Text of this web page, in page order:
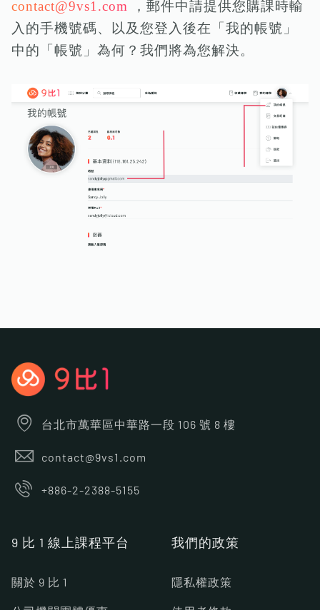
contact@9vs1.com ，郵件中請提供您購課時輸
入的手機號碼、以及您登入後在「我的帳號」
中的「帳號」為何？我們將為您解決。
台北市萬華區中華路一段 106 號 8 樓
contact@9vs1.com
+886-2-2388-5155
9 比 1 線上課程平台
關於 9 比 1
我們的政策
隱私權政策